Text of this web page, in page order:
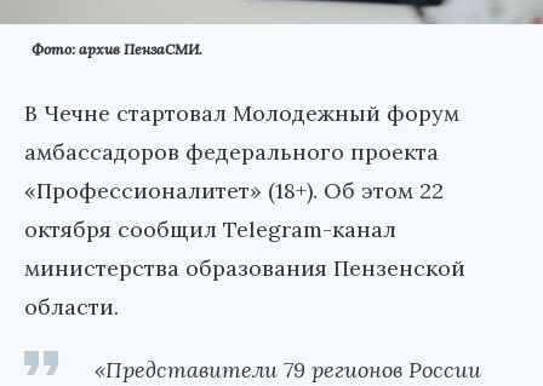
Фото: архив ПензаСМИ.
В Чечне стартовал Молодежный форум
амбассадоров федерального проекта
«Профессионалитет» (18+). Об этом 22
октября сообщил Telegram-канал
министерства образования Пензенской
области.
«Представители 79 регионов России